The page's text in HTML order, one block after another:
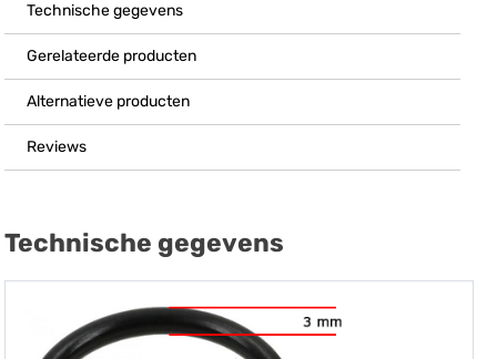
Technische gegevens
Gerelateerde producten
Alternatieve producten
Reviews
Technische gegevens